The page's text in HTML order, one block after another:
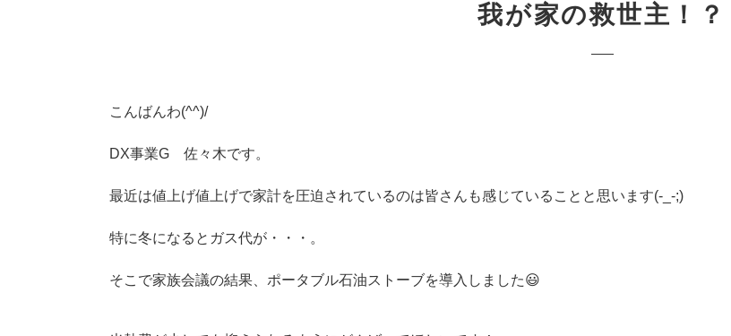
我が家の救世主！？
こんばんわ(^^)/
DX事業G 佐々木です。
最近は値上げ値上げで家計を圧迫されているのは皆さんも感じていることと思います(-_-;)
特に冬になるとガス代が・・・。
そこで家族会議の結果、ポータブル石油ストーブを導入しました😃